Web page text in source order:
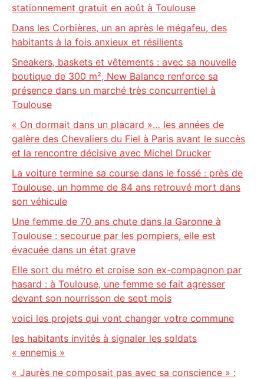
stationnement gratuit en août à Toulouse
Dans les Corbières, un an après le mégafeu, des
habitants à la fois anxieux et résilients
Sneakers, baskets et vêtements : avec sa nouvelle
boutique de 300 m², New Balance renforce sa
présence dans un marché très concurrentiel à
Toulouse
« On dormait dans un placard »… les années de
galère des Chevaliers du Fiel à Paris avant le succès
et la rencontre décisive avec Michel Drucker
La voiture termine sa course dans le fossé : près de
Toulouse, un homme de 84 ans retrouvé mort dans
son véhicule
Une femme de 70 ans chute dans la Garonne à
Toulouse : secourue par les pompiers, elle est
évacuée dans un état grave
Elle sort du métro et croise son ex-compagnon par
hasard : à Toulouse, une femme se fait agresser
devant son nourrisson de sept mois
voici les projets qui vont changer votre commune
les habitants invités à signaler les soldats
« ennemis »
« Jaurès ne composait pas avec sa conscience » :